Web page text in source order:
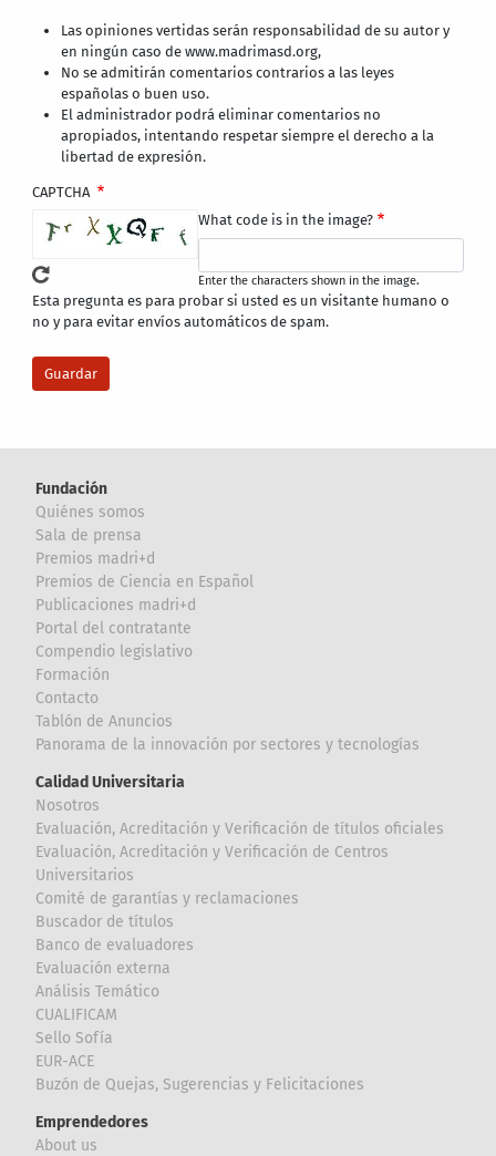
Las opiniones vertidas serán responsabilidad de su autor y
en ningún caso de www.madrimasd.org,
No se admitirán comentarios contrarios a las leyes
españolas o buen uso.
El administrador podrá eliminar comentarios no
apropiados, intentando respetar siempre el derecho a la
libertad de expresión.
CAPTCHA
What code is in the image?
Enter the characters shown in the image.
Esta pregunta es para probar si usted es un visitante humano o
no y para evitar envíos automáticos de spam.
Fundación
Quiénes somos
Sala de prensa
Premios madri+d
Premios de Ciencia en Español
Publicaciones madri+d
Portal del contratante
Compendio legislativo
Formación
Contacto
Tablón de Anuncios
Panorama de la innovación por sectores y tecnologías
Calidad Universitaria
Nosotros
Evaluación, Acreditación y Verificación de títulos oficiales
Evaluación, Acreditación y Verificación de Centros
Universitarios
Comité de garantías y reclamaciones
Buscador de títulos
Banco de evaluadores
Evaluación externa
Análisis Temático
CUALIFICAM
Sello Sofía
EUR-ACE
Buzón de Quejas, Sugerencias y Felicitaciones
Emprendedores
About us